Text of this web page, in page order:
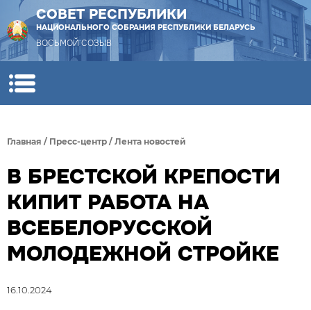
СОВЕТ РЕСПУБЛИКИ
НАЦИОНАЛЬНОГО СОБРАНИЯ РЕСПУБЛИКИ БЕЛАРУСЬ
ВОСЬМОЙ СОЗЫВ
Главная / Пресс-центр / Лента новостей
В БРЕСТСКОЙ КРЕПОСТИ
КИПИТ РАБОТА НА
ВСЕБЕЛОРУССКОЙ
МОЛОДЕЖНОЙ СТРОЙКЕ
16.10.2024